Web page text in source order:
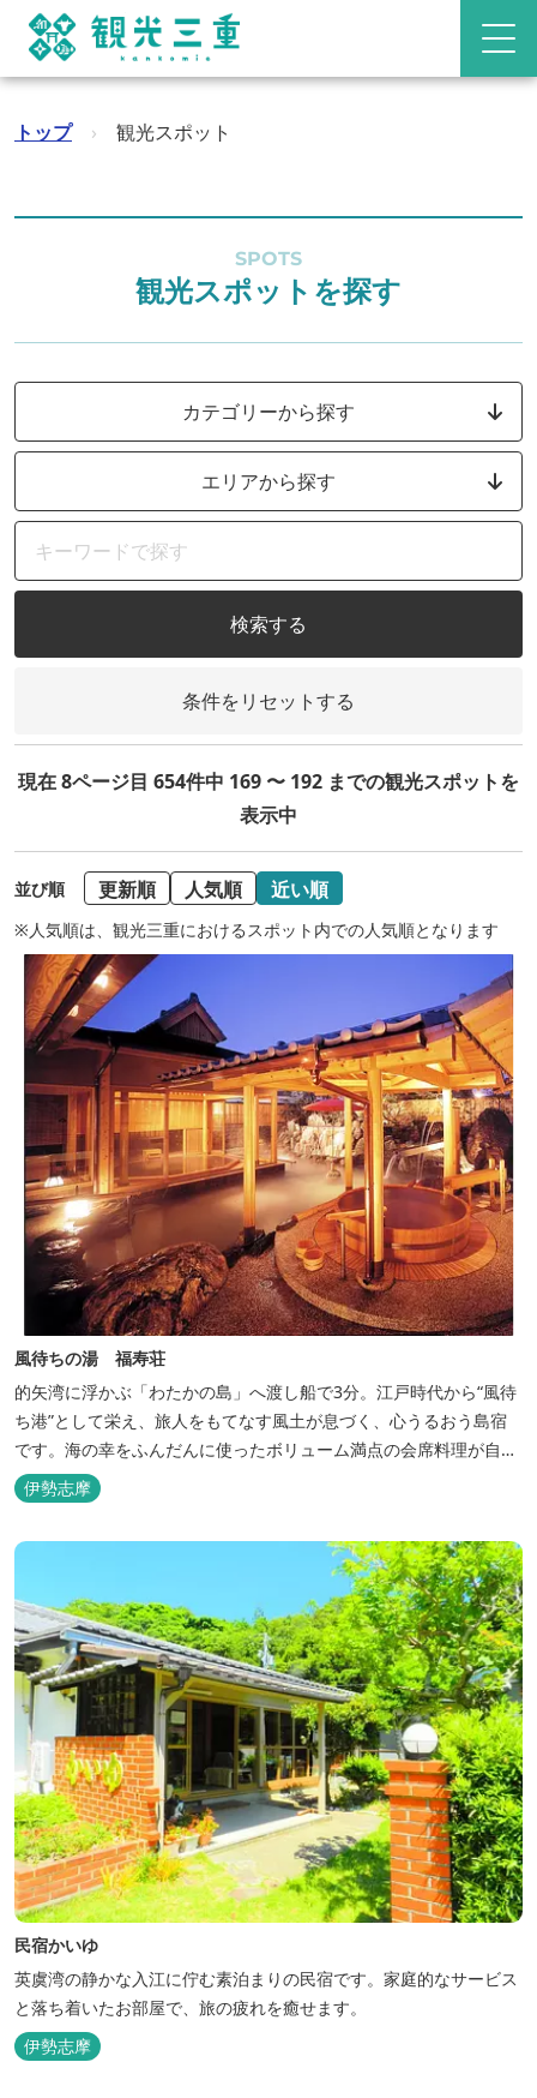
トップ › 観光スポット
SPOTS
観光スポットを探す
カテゴリーから探す
エリアから探す
検索する
条件をリセットする
現在 8ページ目 654件中 169 〜 192 までの観光スポットを
表示中
並び順 更新順 人気順 近い順
※人気順は、観光三重におけるスポット内での人気順となります
風待ちの湯 福寿荘
的矢湾に浮かぶ「わたかの島」へ渡し船で3分。江戸時代から“風待
ち港”として栄え、旅人をもてなす風土が息づく、心うるおう島宿
です。海の幸をふんだんに使ったボリューム満点の会席料理が自
慢。肌にやさしい天然の療養泉が満喫できるお風呂は、伊勢志摩最
大級の庭園露天風呂です。
伊勢志摩
民宿かいゆ
英虞湾の静かな入江に佇む素泊まりの民宿です。家庭的なサービス
と落ち着いたお部屋で、旅の疲れを癒せます。
伊勢志摩